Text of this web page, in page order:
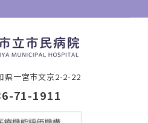
県一宮市文京2-2-22
71-1911